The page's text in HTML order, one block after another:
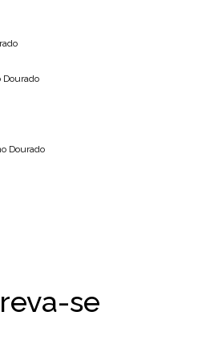
Dourado
Dourado
se